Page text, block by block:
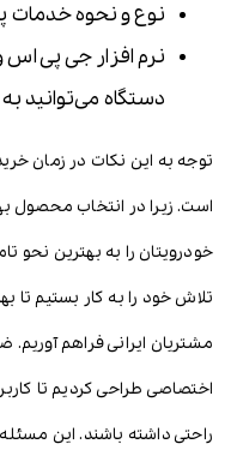
نوع و نحوه خدمات
نرم افزار جی پی اس
دستگاه می‌توانید
توجه به این نکات در زمان
است. زیرا در انتخاب محصول
خودرویتان را به بهترین نحو
تلاش خود را به کار بستیم تا
مشتریان ایرانی فراهم آوریم.
اختصاصی طراحی کردیم تا
راحتی داشته باشند. این